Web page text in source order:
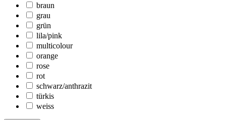
braun
grau
grün
lila/pink
multicolour
orange
rose
rot
schwarz/anthrazit
türkis
weiss